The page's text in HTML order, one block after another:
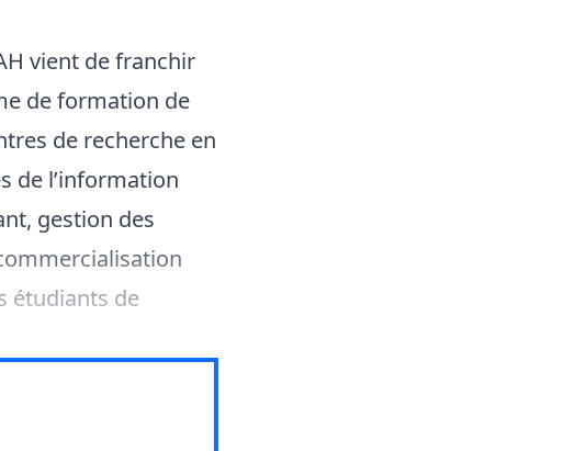
vient de franchir
de formation de
de recherche en
de l’information
gestion des
étudiants de